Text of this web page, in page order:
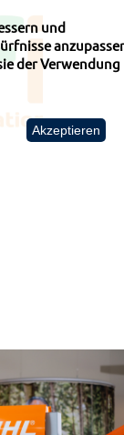
und
der Verwendung
Akzeptieren